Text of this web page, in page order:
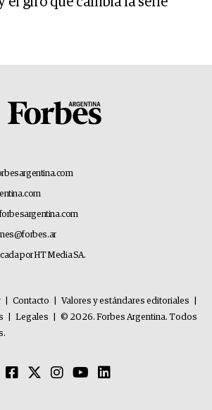
por HT Media SA.
Contacto Valores y estándares editoriales
Legales
© 2026. Forbes Argentina. Todos